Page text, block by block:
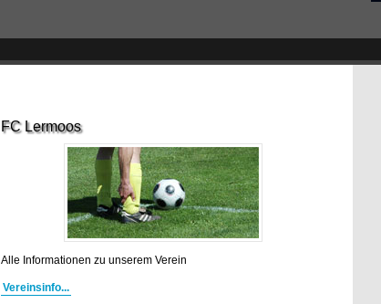
FC Lermoos
Alle Informationen zu unserem Verein
Vereinsinfo...